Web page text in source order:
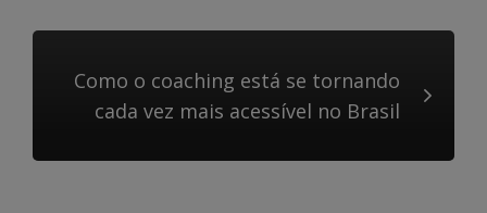
Como o coaching está se tornando
cada vez mais acessível no Brasil